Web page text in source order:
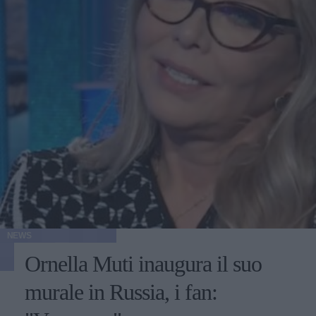
Ornella Muti inaugura il suo
murale in Russia, i fan: